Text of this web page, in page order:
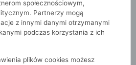
Płaszcze
Klasyczne
społecznościowym,
Partnerzy mogą
z innymi danymi otrzymanymi
podczas korzystania z ich
plików cookies możesz